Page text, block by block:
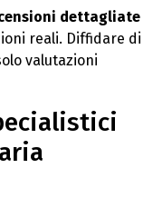
dettagliate
reali. Diffidare di
valutazioni